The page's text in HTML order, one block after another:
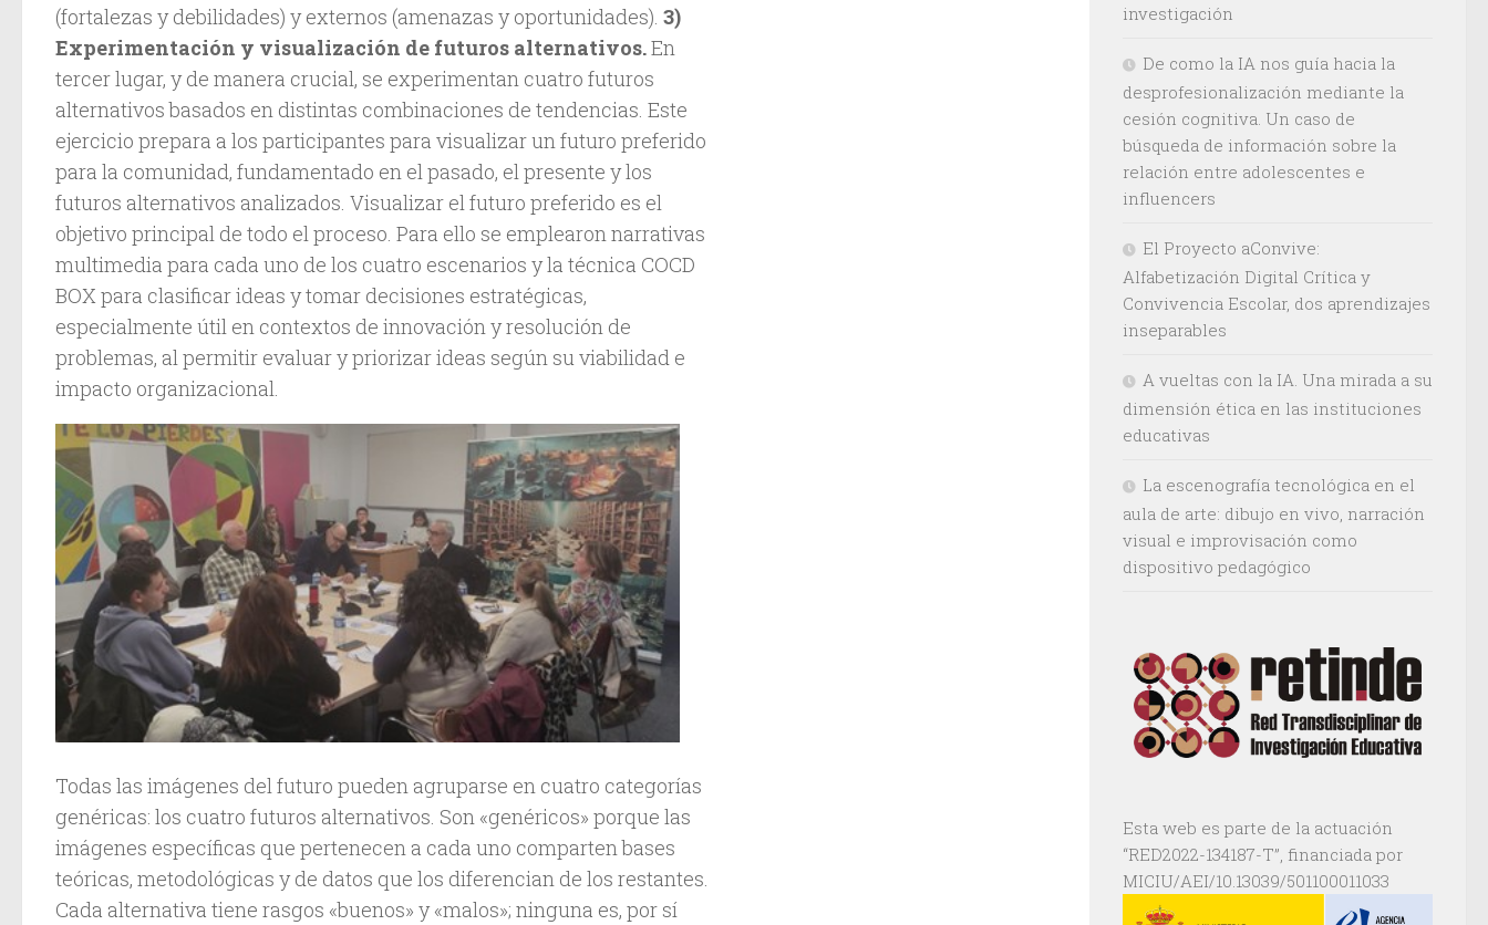
(fortalezas y debilidades) y externos (amenazas y oportunidades). 3)
Experimentación y visualización de futuros alternativos.En
tercer lugar, y de manera crucial, se experimentan cuatro futuros
alternativos basados en distintas combinaciones de tendencias. Este
ejercicio prepara a los participantes para visualizar un futuro preferido
para la comunidad, fundamentado en el pasado, el presente y los
futuros alternativos analizados. Visualizar el futuro preferido es el
objetivo principal de todo el proceso. Para ello se emplearon narrativas
multimedia para cada uno de los cuatro escenarios y la técnica COCD
BOX para clasificar ideas y tomar decisiones estratégicas,
especialmente útil en contextos de innovación y resolución de
problemas, al permitir evaluar y priorizar ideas según su viabilidad e
impacto organizacional.
Todas las imágenes del futuro pueden agruparse en cuatro categorías
genéricas: los cuatro futuros alternativos. Son «genéricos» porque las
imágenes específicas que pertenecen a cada uno comparten bases
teóricas, metodológicas y de datos que los diferencian de los restantes.
Cada alternativa tiene rasgos «buenos» y «malos»; ninguna es, por sí
investigación
De como la IA nos guía hacia la
desprofesionalización mediante la
cesión cognitiva. Un caso de
búsqueda de información sobre la
relación entre adolescentes e
influencers
El Proyecto aConvive:
Alfabetización Digital Crítica y
Convivencia Escolar, dos aprendizajes
inseparables
A vueltas con la IA. Una mirada a su
dimensión ética en las instituciones
educativas
La escenografía tecnológica en el
aula de arte: dibujo en vivo, narración
visual e improvisación como
dispositivo pedagógico
Esta web es parte de la actuación
“RED2022-134187-T”, financiada por
MICIU/AEI/10.13039/501100011033